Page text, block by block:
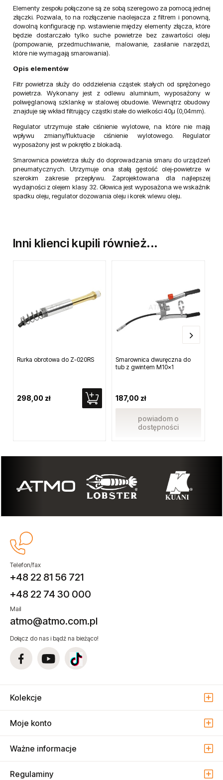
Elementy zespołu połączone są ze sobą szeregowo za pomocą jednej
złączki. Pozwala, to na rozłączenie naolejacza z filtrem i ponowną,
dowolną konfigurację np. wstawienie między elementy złącza, które
będzie dostarczało tylko suche powietrze bez zawartości oleju
(pompowanie, przedmuchiwanie, malowanie, zasilanie narzędzi,
które nie wymagają smarowania).
Opis elementów
Filtr powietrza służy do oddzielenia cząstek stałych od sprężonego
powietrza. Wykonany jest z odlewu aluminium, wyposażony w
poliwęglanową szklankę w stalowej obudowie. Wewnątrz obudowy
znajduje się wkład filtrujący cząstki stałe do wielkości 40µ (0,04mm).
Regulator utrzymuje stałe ciśnienie wylotowe, na które nie mają
wpływu zmiany/fluktuacje ciśnienie wylotowego. Regulator
wyposażony jest w pokrętło z blokadą.
Smarownica powietrza służy do doprowadzania smaru do urządzeń
pneumatycznych. Utrzymuje ona stałą gęstość olej-powietrze w
szerokim zakresie przepływu. Zaprojektowana dla najlepszej
wydajności z olejem klasy 32. Głowica jest wyposażona we wskaźnik
spadku oleju, regulator dozowania oleju i korek wlewu oleju.
Inni klienci kupili również...
Rurka obrotowa do Z-020RS
298,00 zł
Smarownica dwuręczna do
tub z gwintem M10x1
187,00 zł
powiadom o
dostępności
Telefon/fax
+48 22 81 56 721
+48 22 74 30 000
Mail
atmo@atmo.com.pl
Dołącz do nas i bądź na bieżąco!
Kolekcje
Moje konto
Ważne informacje
Regulaminy